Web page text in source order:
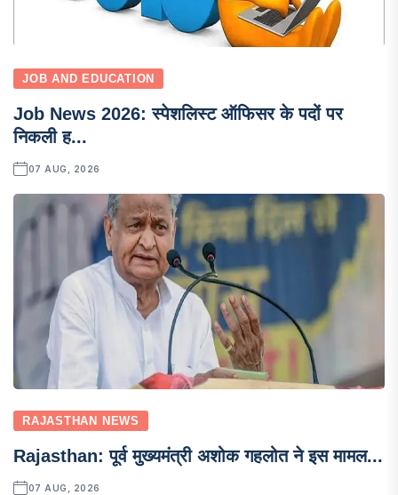
JOB AND EDUCATION
Job News 2026: स्पेशलिस्ट ऑफिसर के पदों पर
निकली ह...
07 AUG, 2026
RAJASTHAN NEWS
Rajasthan: पूर्व मुख्यमंत्री अशोक गहलोत ने इस मामल...
07 AUG, 2026